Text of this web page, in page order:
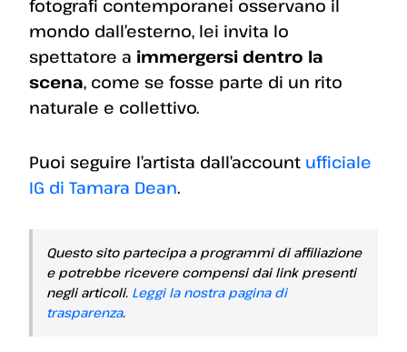
fotografi contemporanei osservano il
mondo dall’esterno, lei invita lo
spettatore a immergersi dentro la
scena, come se fosse parte di un rito
naturale e collettivo.
Puoi seguire l’artista dall’account ufficiale
IG di Tamara Dean.
Questo sito partecipa a programmi di affiliazione
e potrebbe ricevere compensi dai link presenti
negli articoli. Leggi la nostra pagina di
trasparenza.